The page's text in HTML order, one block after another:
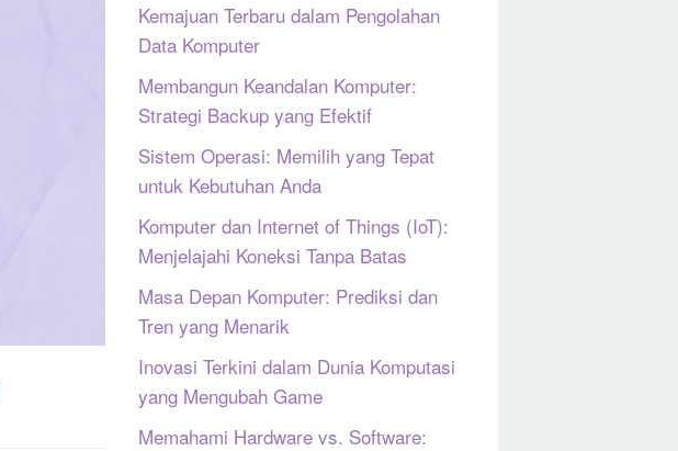
Kemajuan Terbaru dalam Pengolahan
Data Komputer
Membangun Keandalan Komputer:
Strategi Backup yang Efektif
Sistem Operasi: Memilih yang Tepat
untuk Kebutuhan Anda
Komputer dan Internet of Things (IoT):
Menjelajahi Koneksi Tanpa Batas
Masa Depan Komputer: Prediksi dan
Tren yang Menarik
Inovasi Terkini dalam Dunia Komputasi
yang Mengubah Game
Memahami Hardware vs. Software: